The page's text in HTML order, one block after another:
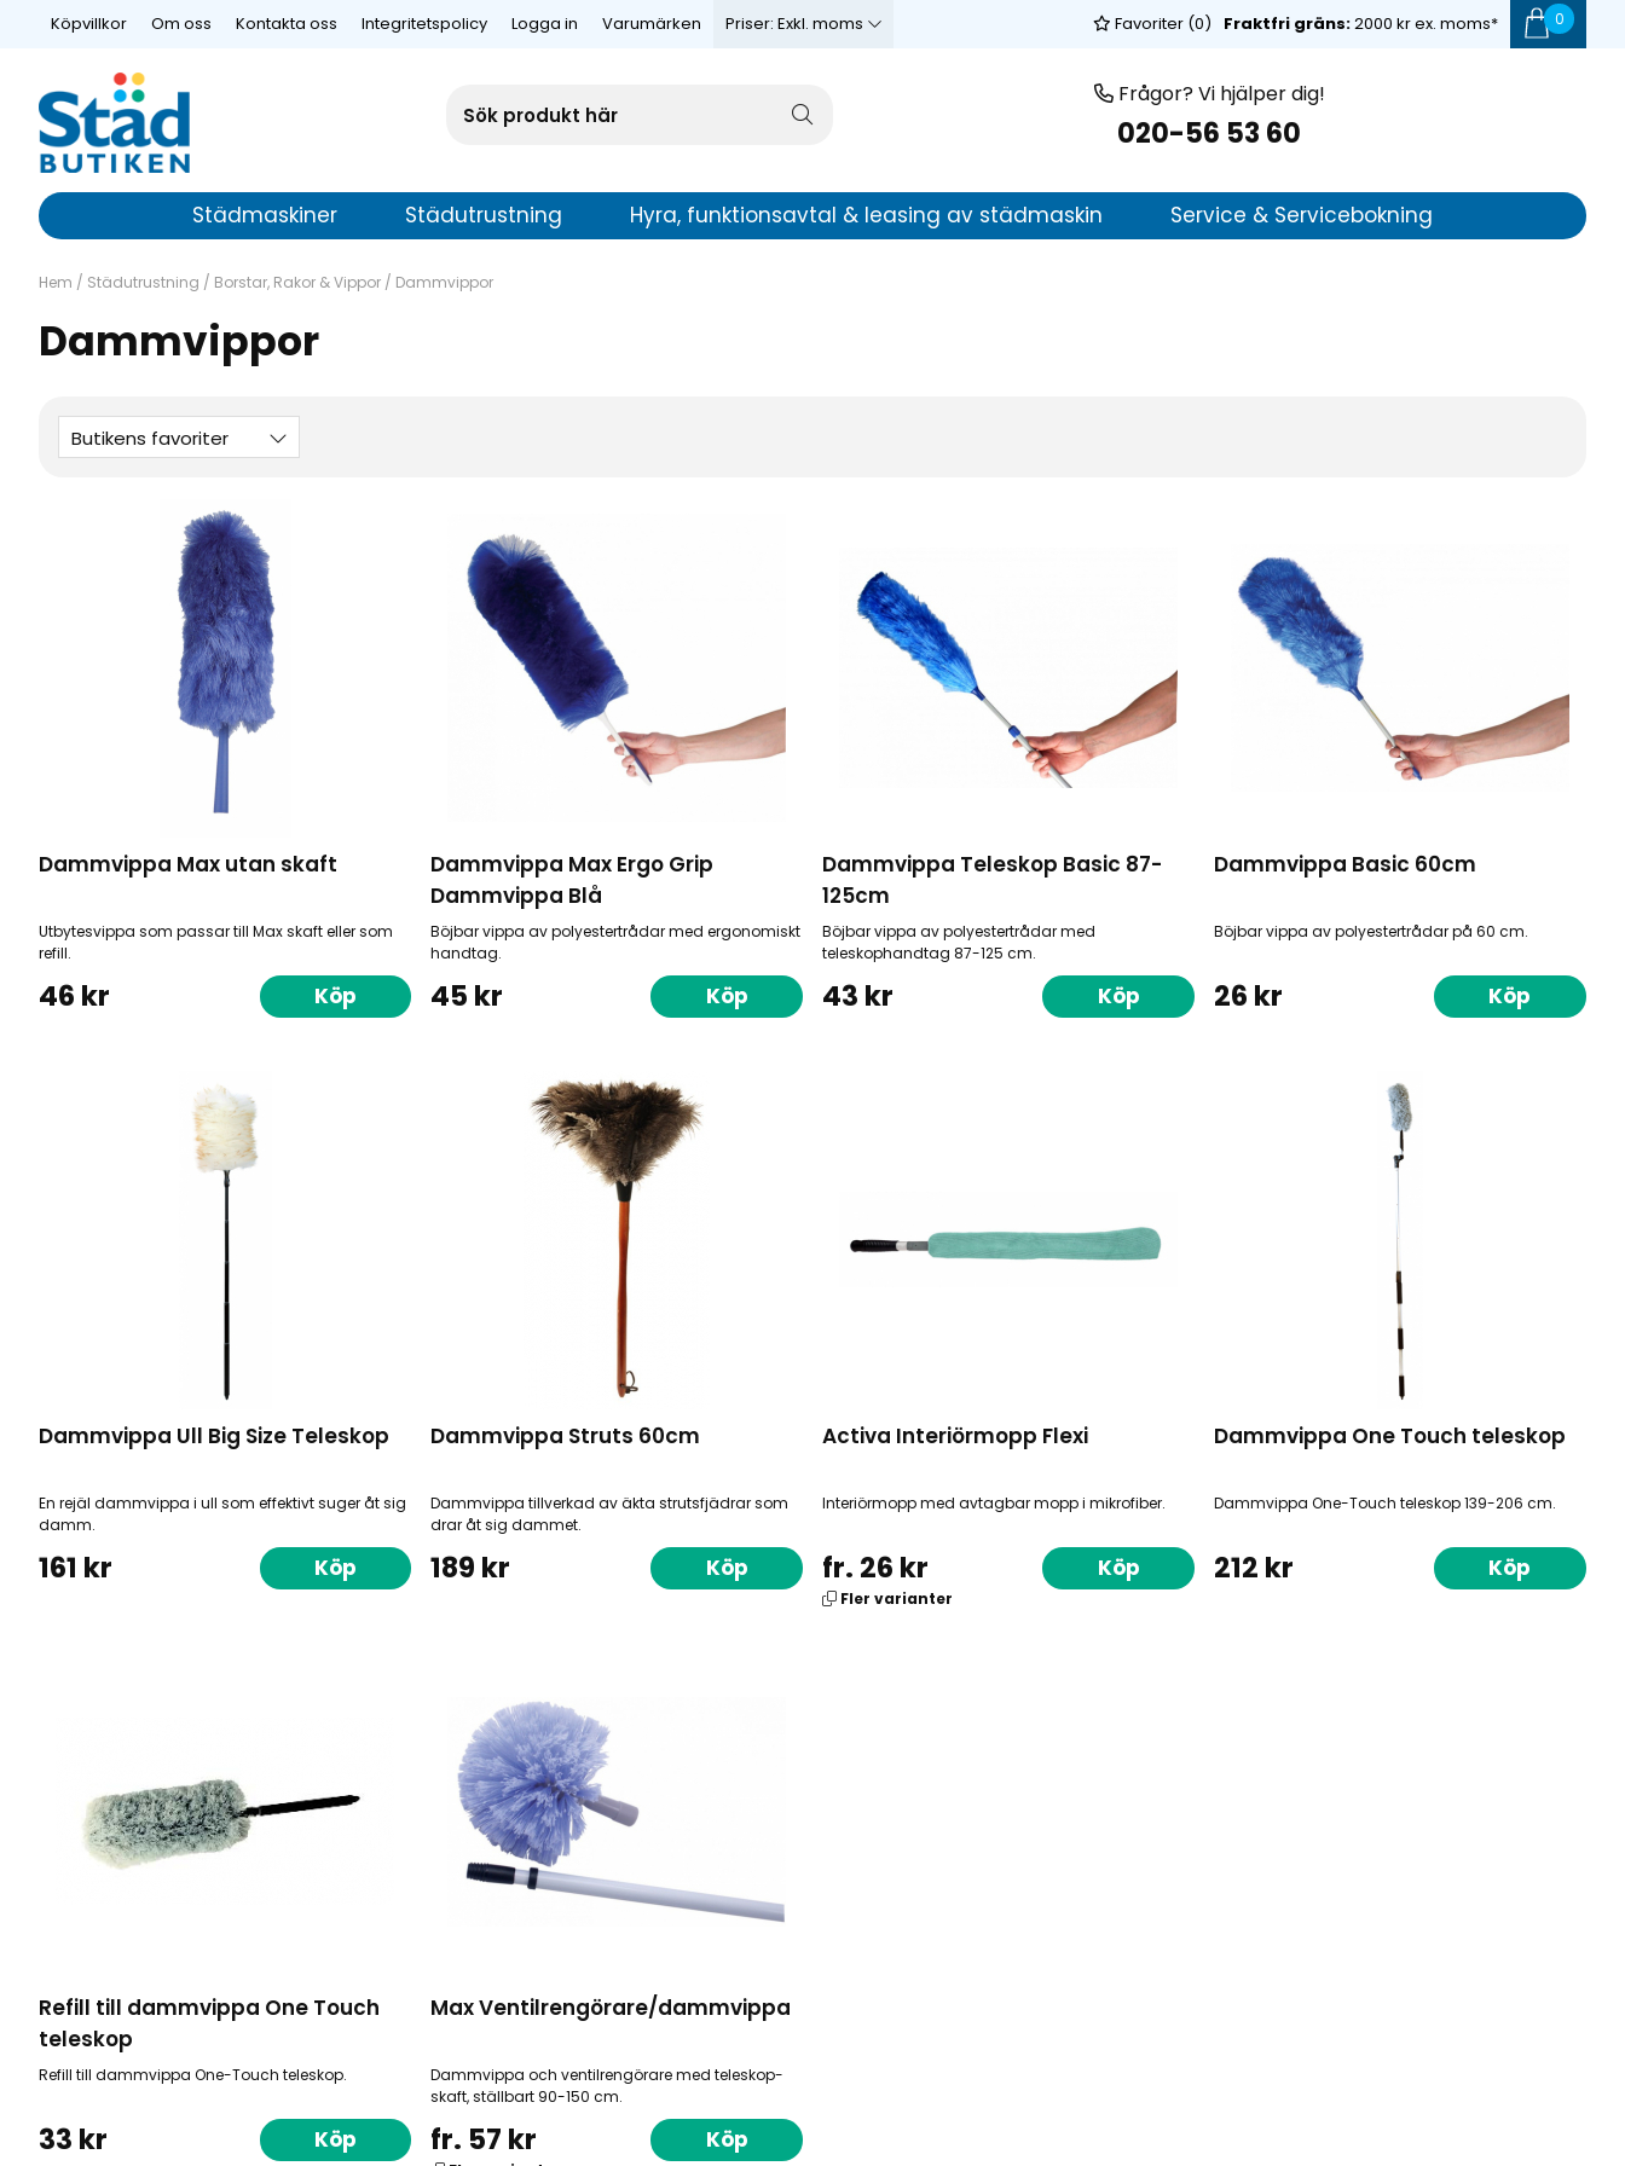
Köpvillkor Om oss Kontakta oss Integritetspolicy Logga in Varumärken Priser: Exkl. moms 0
Fraktfri gräns:2000 kr ex. moms*
Favoriter (0)
Frågor? Vi hjälper dig!
020-56 53 60
Städmaskiner Städutrustning Hyra, funktionsavtal & leasing av städmaskin Service & Servicebokning
Hem / Städutrustning / Borstar, Rakor & Vippor / Dammvippor
Dammvippor
Butikens favoriter
Dammvippa Max utan skaft
Utbytesvippa som passar till Max skaft eller som
refill.
46 kr Köp
Dammvippa Max Ergo Grip
Dammvippa Blå
Böjbar vippa av polyestertrådar med ergonomiskt
handtag.
45 kr Köp
Dammvippa Teleskop Basic 87-
125cm
Böjbar vippa av polyestertrådar med
teleskophandtag 87-125 cm.
43 kr Köp
Dammvippa Basic 60cm
Böjbar vippa av polyestertrådar på 60 cm.
26 kr Köp
Dammvippa Ull Big Size Teleskop
En rejäl dammvippa i ull som effektivt suger åt sig
damm.
161 kr Köp
Dammvippa Struts 60cm
Dammvippa tillverkad av äkta strutsfjädrar som
drar åt sig dammet.
189 kr Köp
Activa Interiörmopp Flexi
Interiörmopp med avtagbar mopp i mikrofiber.
fr. 26 kr
Fler varianter
Köp
Dammvippa One Touch teleskop
Dammvippa One-Touch teleskop 139-206 cm.
212 kr Köp
Refill till dammvippa One Touch
teleskop
Refill till dammvippa One-Touch teleskop.
33 kr Köp
Max Ventilrengörare/dammvippa
Dammvippa och ventilrengörare med teleskop-
skaft, ställbart 90-150 cm.
fr. 57 kr Köp